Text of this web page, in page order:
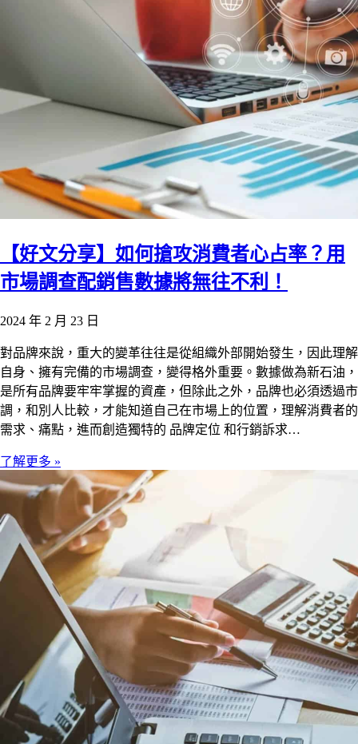
【好文分享】如何搶攻消費者心占率？用
市場調查配銷售數據將無往不利！
2024 年 2 月 23 日
對品牌來說，重大的變革往往是從組織外部開始發生，因此理解
自身、擁有完備的市場調查，變得格外重要。數據做為新石油，
是所有品牌要牢牢掌握的資產，但除此之外，品牌也必須透過市
調，和別人比較，才能知道自己在市場上的位置，理解消費者的
需求、痛點，進而創造獨特的 品牌定位 和行銷訴求…
了解更多 »